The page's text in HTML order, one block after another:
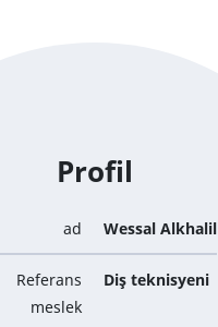
Profil
ad Wessal Alkhalil
Referans
meslek
Diş teknisyeni